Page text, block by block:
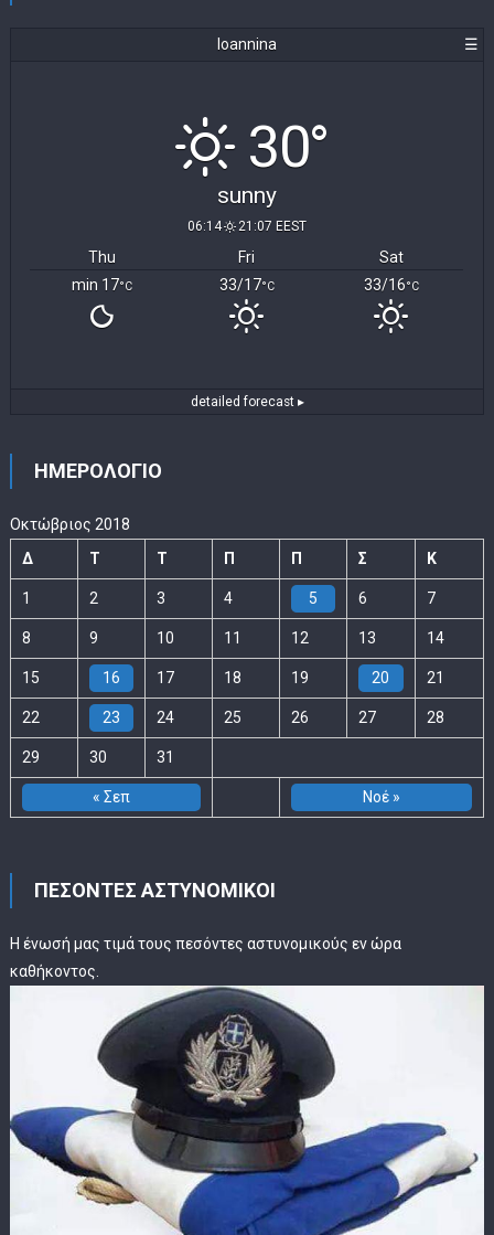
Ioannina ☰
30°
sunny
06:14 21:07 EEST
Thu Fri
Sat
min 17°C 33/17°C 33/16°C
detailed forecast ▸
ΗΜΕΡΟΛΟΓΙΟ
Οκτώβριος 2018
Δ
Τ Τ Π Π Σ Κ
« Σεπ Νοέ »
1 2 3 4 5 6 7
8 9 10 11 12 13 14
15 16 17 18 19 20 21
22 23 24 25 26 27 28
29 30 31
ΠΕΣΟΝΤΕΣ ΑΣΤΥΝΟΜΙΚΟΙ
Η ένωσή μας τιμά τους πεσόντες αστυνομικούς εν ώρα
καθήκοντος.